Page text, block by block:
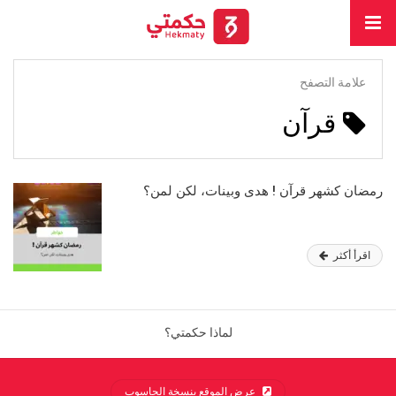
علامة التصفح
قرآن
رمضان كشهر قرآن ! هدى وبينات، لكن لمن؟
اقرأ أكثر
لماذا حكمتي؟
عرض الموقع بنسخة الحاسوب